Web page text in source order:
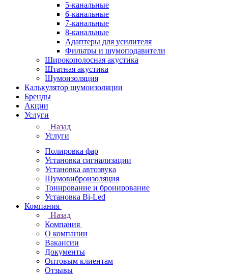
5-канальные
6-канальные
7-канальные
8-канальные
Адаптеры для усилителя
Фильтры и шумоподавители
Широкополосная акустика
Штатная акустика
Шумоизоляция
Калькулятор шумоизоляции
Бренды
Акции
Услуги
Назад
Услуги
Полировка фар
Установка сигнализации
Установка автозвука
Шумовиброизоляция
Тонирование и бронирование
Установка Bi-Led
Компания
Назад
Компания
О компании
Вакансии
Документы
Оптовым клиентам
Отзывы